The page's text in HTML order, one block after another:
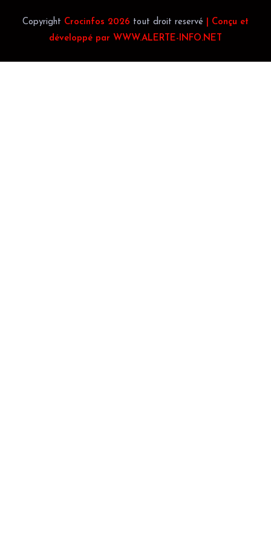
Copyright Crocinfos 2026 tout droit reservé
| Conçu et
développé par WWW.ALERTE-INFO.NET